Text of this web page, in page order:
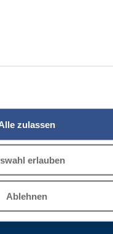
zulassen
erlauben
Ablehnen